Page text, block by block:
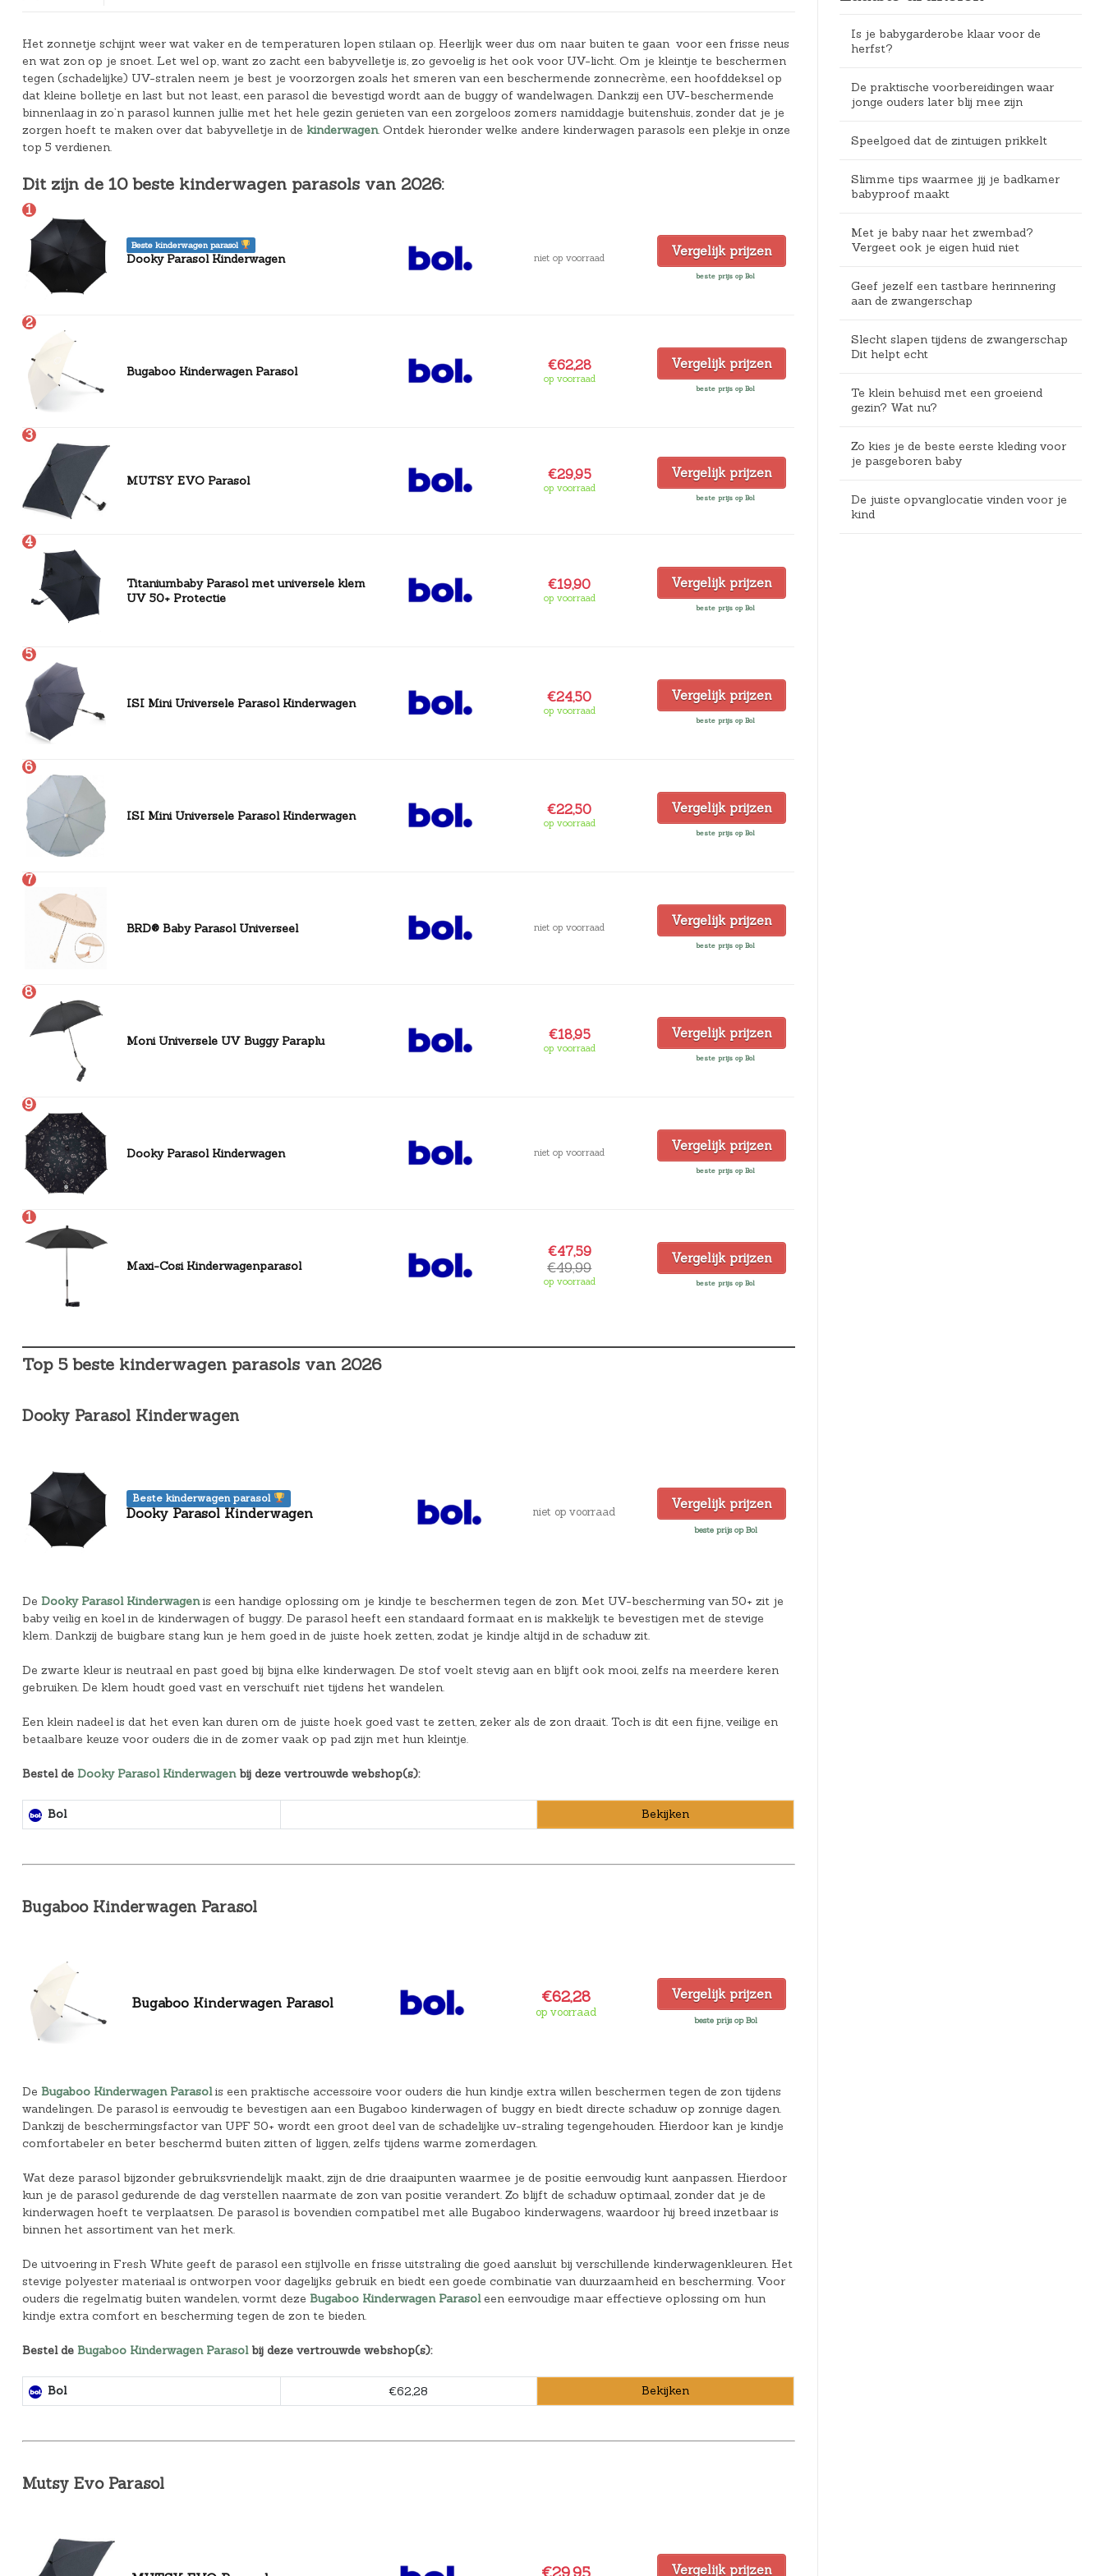
Joolz Kinderwagens
Maxi-Cosi Kinderwagens
Nuna Kinderwagens
Stokke Kinderwagens
Twee-/Driewielers
Rammelaars en bijtringen
Speelgoedkisten
Uitvalbeveiliging
Lattenbodems
Matrasbeschermers
Slaapzakken en inbakeren
Zwemkleding
Pyjama's
Slaapzakken
Het zonnetje schijnt weer wat vaker en de temperaturen lopen stilaan op. Heerlijk weer dus om naar buiten te gaan voor een frisse neus
en wat zon op je snoet. Let wel op, want zo zacht een babyvelletje is, zo gevoelig is het ook voor UV-licht. Om je kleintje te beschermen
tegen (schadelijke) UV-stralen neem je best je voorzorgen zoals het smeren van een beschermende zonnecrème, een hoofddeksel op
dat kleine bolletje en last but not least, een parasol die bevestigd wordt aan de buggy of wandelwagen. Dankzij een UV-beschermende
binnenlaag in zo’n parasol kunnen jullie met het hele gezin genieten van een zorgeloos zomers namiddagje buitenshuis, zonder dat je je
zorgen hoeft te maken over dat babyvelletje in de kinderwagen. Ontdek hieronder welke andere kinderwagen parasols een plekje in onze
top 5 verdienen.
Dit zijn de 10 beste kinderwagen parasols van 2026:
1
Beste kinderwagen parasol
Dooky Parasol Kinderwagen niet op voorraad Vergelijk prijzen
beste prijs op Bol
2
Bugaboo Kinderwagen Parasol €62,28
op voorraad
Vergelijk prijzen
beste prijs op Bol
3
MUTSY EVO Parasol €29,95
op voorraad
Vergelijk prijzen
beste prijs op Bol
4
Titaniumbaby Parasol met universele klem
UV 50+ Protectie
€19,90
op voorraad
Vergelijk prijzen
beste prijs op Bol
5
ISI Mini Universele Parasol Kinderwagen €24,50
op voorraad
Vergelijk prijzen
beste prijs op Bol
6
ISI Mini Universele Parasol Kinderwagen €22,50
op voorraad
Vergelijk prijzen
beste prijs op Bol
7
BRD® Baby Parasol Universeel niet op voorraad Vergelijk prijzen
beste prijs op Bol
8
Moni Universele UV Buggy Paraplu €18,95
op voorraad
Vergelijk prijzen
beste prijs op Bol
9
Dooky Parasol Kinderwagen niet op voorraad Vergelijk prijzen
beste prijs op Bol
1
Maxi-Cosi Kinderwagenparasol
€47,59
€49,99
op voorraad
Vergelijk prijzen
beste prijs op Bol
Top 5 beste kinderwagen parasols van 2026
Dooky Parasol Kinderwagen
Beste kinderwagen parasol
Dooky Parasol Kinderwagen niet op voorraad
Vergelijk prijzen
beste prijs op Bol
De Dooky Parasol Kinderwagenis een handige oplossing om je kindje te beschermen tegen de zon. Met UV-bescherming van 50+ zit je
baby veilig en koel in de kinderwagen of buggy. De parasol heeft een standaard formaat en is makkelijk te bevestigen met de stevige
klem. Dankzij de buigbare stang kun je hem goed in de juiste hoek zetten, zodat je kindje altijd in de schaduw zit.
De zwarte kleur is neutraal en past goed bij bijna elke kinderwagen. De stof voelt stevig aan en blijft ook mooi, zelfs na meerdere keren
gebruiken. De klem houdt goed vast en verschuift niet tijdens het wandelen.
Een klein nadeel is dat het even kan duren om de juiste hoek goed vast te zetten, zeker als de zon draait. Toch is dit een fijne, veilige en
betaalbare keuze voor ouders die in de zomer vaak op pad zijn met hun kleintje.
Bestel de Dooky Parasol Kinderwagen bij deze vertrouwde webshop(s):
Bol Bekijken
Bugaboo Kinderwagen Parasol
Bugaboo Kinderwagen Parasol €62,28
op voorraad
Vergelijk prijzen
beste prijs op Bol
De Bugaboo Kinderwagen Parasolis een praktische accessoire voor ouders die hun kindje extra willen beschermen tegen de zon tijdens
wandelingen. De parasol is eenvoudig te bevestigen aan een Bugaboo kinderwagen of buggy en biedt directe schaduw op zonnige dagen.
Dankzij de beschermingsfactor van UPF 50+ wordt een groot deel van de schadelijke uv-straling tegengehouden. Hierdoor kan je kindje
comfortabeler en beter beschermd buiten zitten of liggen, zelfs tijdens warme zomerdagen.
Wat deze parasol bijzonder gebruiksvriendelijk maakt, zijn de drie draaipunten waarmee je de positie eenvoudig kunt aanpassen. Hierdoor
kun je de parasol gedurende de dag verstellen naarmate de zon van positie verandert. Zo blijft de schaduw optimaal, zonder dat je de
kinderwagen hoeft te verplaatsen. De parasol is bovendien compatibel met alle Bugaboo kinderwagens, waardoor hij breed inzetbaar is
binnen het assortiment van het merk.
De uitvoering in Fresh White geeft de parasol een stijlvolle en frisse uitstraling die goed aansluit bij verschillende kinderwagenkleuren. Het
stevige polyester materiaal is ontworpen voor dagelijks gebruik en biedt een goede combinatie van duurzaamheid en bescherming. Voor
ouders die regelmatig buiten wandelen, vormt deze Bugaboo Kinderwagen Parasoleen eenvoudige maar effectieve oplossing om hun
kindje extra comfort en bescherming tegen de zon te bieden.
Bestel de Bugaboo Kinderwagen Parasol bij deze vertrouwde webshop(s):
Bol €62,28 Bekijken
Mutsy Evo Parasol
Vergelijk prijzen
Is je babygarderobe klaar voor de
herfst?
De praktische voorbereidingen waar
jonge ouders later blij mee zijn
Speelgoed dat de zintuigen prikkelt
Slimme tips waarmee jij je badkamer
babyproof maakt
Met je baby naar het zwembad?
Vergeet ook je eigen huid niet
Geef jezelf een tastbare herinnering
aan de zwangerschap
Slecht slapen tijdens de zwangerschap
Dit helpt echt
Te klein behuisd met een groeiend
gezin? Wat nu?
Zo kies je de beste eerste kleding voor
je pasgeboren baby
De juiste opvanglocatie vinden voor je
kind